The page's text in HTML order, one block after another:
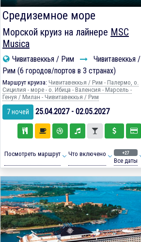
Средиземное море
Морской круиз на лайнере MSC
Musica
Чивитавеккья / Рим
Чивитавеккья /
Рим (6 городов/портов в 3 странах)
Маршрут круиза: Чивитавеккья / Рим - Палермо, о.
Сицилия - море - о. Ибица - Валенсия - Марсель -
Генуя / Милан - Чивитавеккья / Рим
7 ночей 25.04.2027 - 02.05.2027
Посмотреть маршрут Что включено +27
Все даты